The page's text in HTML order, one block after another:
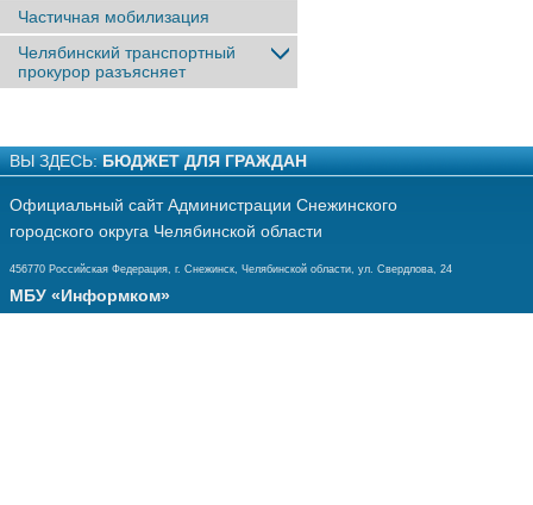
Частичная мобилизация
Челябинский транспортный
прокурор разъясняет
ВЫ ЗДЕСЬ: БЮДЖЕТ ДЛЯ ГРАЖДАН
Официальный сайт Администрации Снежинского
городского округа Челябинской области
456770 Российская Федерация, г. Снежинск, Челябинской области, ул. Свердлова, 24
МБУ «Информком»